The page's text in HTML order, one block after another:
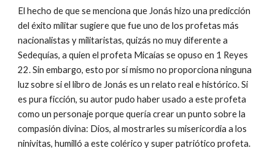
El hecho de que se menciona que Jonás hizo una predicción
del éxito militar sugiere que fue uno de los profetas más
nacionalistas y militaristas, quizás no muy diferente a
Sedequías, a quien el profeta Micaías se opuso en 1 Reyes
22. Sin embargo, esto por sí mismo no proporciona ninguna
luz sobre si el libro de Jonás es un relato real e histórico. Si
es pura ficción, su autor pudo haber usado a este profeta
como un personaje porque quería crear un punto sobre la
compasión divina: Dios, al mostrarles su misericordia a los
ninivitas, humilló a este colérico y super patriótico profeta.